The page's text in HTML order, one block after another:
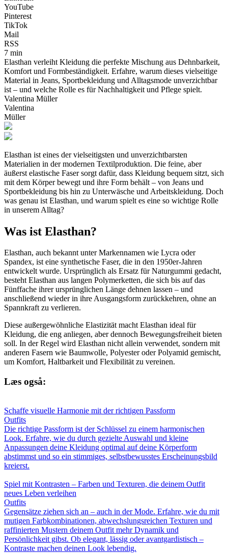
YouTube
Pinterest
TikTok
Mail
RSS
7 min
Elasthan verleiht Kleidung die perfekte Mischung aus Dehnbarkeit,
Komfort und Formbeständigkeit. Erfahre, warum dieses vielseitige
Material in Jeans, Sportbekleidung und Alltagsmode unverzichtbar
ist – und welche Rolle es für Nachhaltigkeit und Pflege spielt.
Valentina Müller
Valentina
Müller
Elasthan ist eines der vielseitigsten und unverzichtbarsten
Materialien in der modernen Textilproduktion. Die feine, aber
äußerst elastische Faser sorgt dafür, dass Kleidung bequem sitzt, sich
mit dem Körper bewegt und ihre Form behält – von Jeans und
Sportbekleidung bis hin zu Unterwäsche und Arbeitskleidung. Doch
was genau ist Elasthan, und warum spielt es eine so wichtige Rolle
in unserem Alltag?
Was ist Elasthan?
Elasthan, auch bekannt unter Markennamen wie Lycra oder
Spandex, ist eine synthetische Faser, die in den 1950er-Jahren
entwickelt wurde. Ursprünglich als Ersatz für Naturgummi gedacht,
besteht Elasthan aus langen Polymerketten, die sich bis auf das
Fünffache ihrer ursprünglichen Länge dehnen lassen – und
anschließend wieder in ihre Ausgangsform zurückkehren, ohne an
Spannkraft zu verlieren.
Diese außergewöhnliche Elastizität macht Elasthan ideal für
Kleidung, die eng anliegen, aber dennoch Bewegungsfreiheit bieten
soll. In der Regel wird Elasthan nicht allein verwendet, sondern mit
anderen Fasern wie Baumwolle, Polyester oder Polyamid gemischt,
um Komfort, Haltbarkeit und Flexibilität zu vereinen.
Læs også:
Schaffe visuelle Harmonie mit der richtigen Passform
Outfits
Die richtige Passform ist der Schlüssel zu einem harmonischen
Look. Erfahre, wie du durch gezielte Auswahl und kleine
Anpassungen deine Kleidung optimal auf deine Körperform
abstimmst und so ein stimmiges, selbstbewusstes Erscheinungsbild
kreierst.
Spiel mit Kontrasten – Farben und Texturen, die deinem Outfit
neues Leben verleihen
Outfits
Gegensätze ziehen sich an – auch in der Mode. Erfahre, wie du mit
mutigen Farbkombinationen, abwechslungsreichen Texturen und
raffinierten Mustern deinem Outfit mehr Dynamik und
Persönlichkeit gibst. Ob elegant, lässig oder avantgardistisch –
Kontraste machen deinen Look lebendig.